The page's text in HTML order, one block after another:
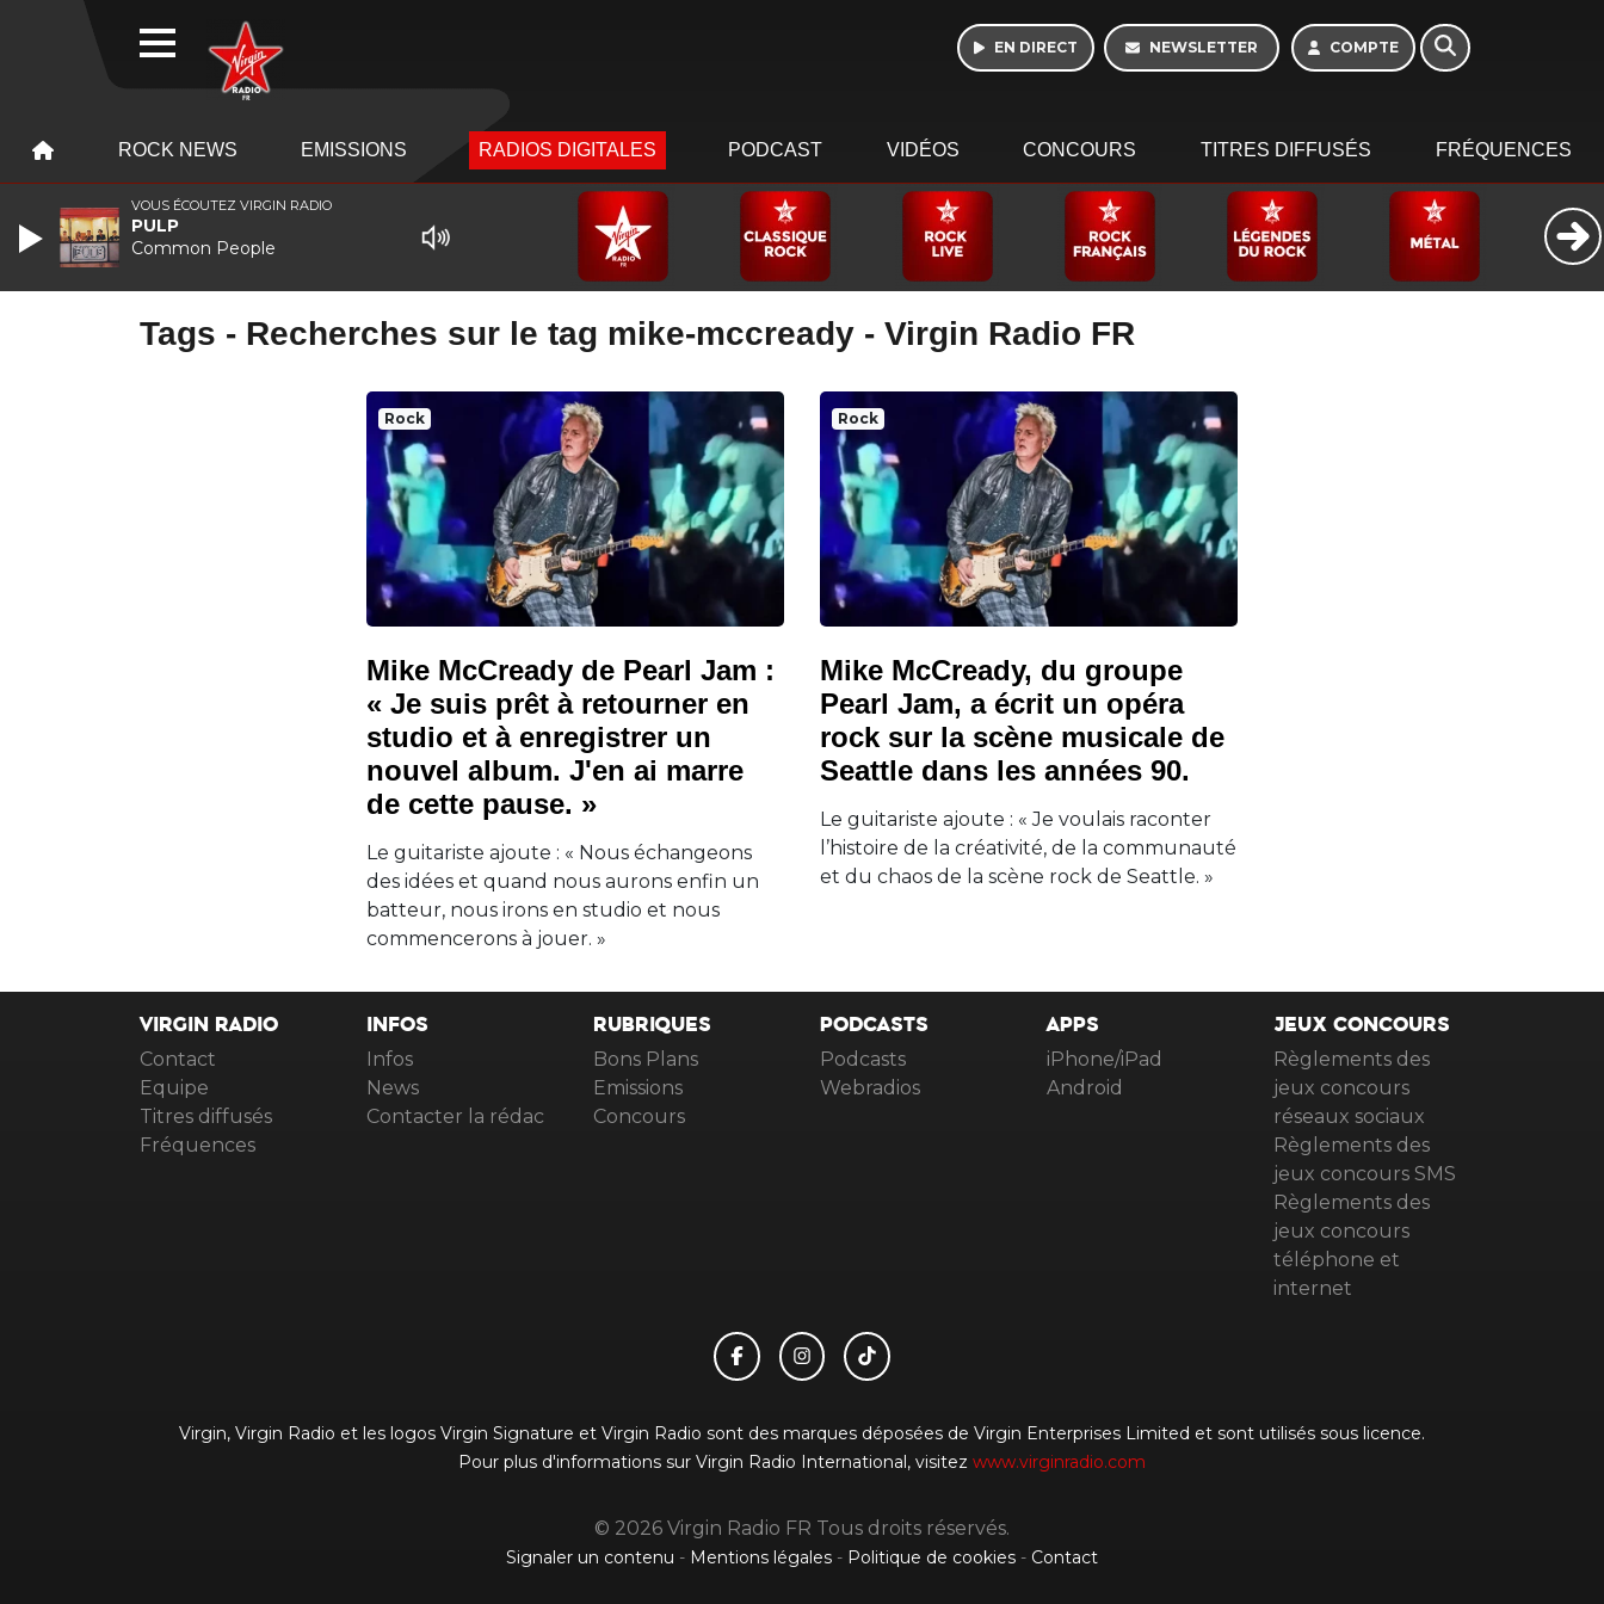
EN DIRECT NEWSLETTER COMPTE
ROCK NEWS EMISSIONS RADIOS DIGITALES PODCAST VIDÉOS CONCOURS TITRES DIFFUSÉS FRÉQUENCES
Tags - Recherches sur le tag mike-mccready - Virgin Radio FR
Rock
Mike McCready de Pearl Jam :
« Je suis prêt à retourner en
studio et à enregistrer un
nouvel album. J'en ai marre
de cette pause. »
Le guitariste ajoute : « Nous échangeons
des idées et quand nous aurons enfin un
batteur, nous irons en studio et nous
commencerons à jouer. »
Rock
Mike McCready, du groupe
Pearl Jam, a écrit un opéra
rock sur la scène musicale de
Seattle dans les années 90.
Le guitariste ajoute : « Je voulais raconter
l’histoire de la créativité, de la communauté
et du chaos de la scène rock de Seattle. »
VIRGIN RADIO
Contact
Equipe
Titres diffusés
Fréquences
INFOS
Infos
News
Contacter la rédac
RUBRIQUES
Bons Plans
Emissions
Concours
PODCASTS
Podcasts
Webradios
APPS
iPhone/iPad
Android
JEUX CONCOURS
Règlements des
jeux concours
réseaux sociaux
Règlements des
jeux concours SMS
Règlements des
jeux concours
téléphone et
internet
Virgin, Virgin Radio et les logos Virgin Signature et Virgin Radio sont des marques déposées de Virgin Enterprises Limited et sont utilisés sous licence.
Pour plus d'informations sur Virgin Radio International, visitez www.virginradio.com
© 2026 Virgin Radio FR Tous droits réservés.
Signaler un contenu - Mentions légales - Politique de cookies - Contact
VOUS ÉCOUTEZ VIRGIN RADIO
PULP
Common People
WEBRADIO
10h - 13h